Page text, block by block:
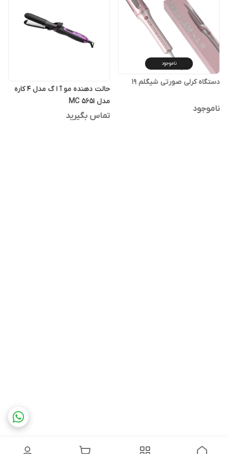
ناموجود
دستگاه کرلی صورتی شیگلم ۱۹
ناموجود
حالت دهنده مو آ ا گ مدل 4 کاره
مدل MC 5651
تماس بگیرید